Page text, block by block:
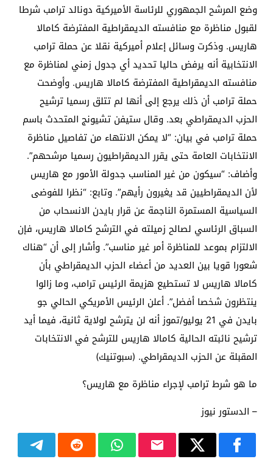
وضع المرشح الجمهوري للرئاسة الأميركية دونالد ترامب شرطا
لقبول مناظرة مع منافسته الديمقراطية المفترضة كامالا
هاريس. وذكرت وسائل إعلام أميركية نقلا عن حملة ترامب
الانتخابية أنه يرفض حاليا تحديد أي جدول زمني لمناظرة مع
منافسته الديمقراطية المفترضة كامالا هاريس. وأوضحت
حملة ترامب أن ذلك يرجع إلى أنها لم تتلق رسميا ترشيح
الحزب الديمقراطي بعد. وقال ستيفن تشيونج المتحدث باسم
حملة ترامب في بيان: “لا يمكن الانتهاء من تفاصيل مناظرة
الانتخابات العامة حتى يقرر الديمقراطيون رسميا مرشحهم”.
وأضاف: “سيكون من غير المناسب جدولة الأمور مع هاريس
لأن الديمقراطيين قد يغيرون رأيهم”. وتابع: “نظرا للفوضى
السياسية المستمرة الناجمة عن قرار بايدن الانسحاب من
السباق الرئاسي لصالح زميلته في الترشح كامالا هاريس، فإن
الالتزام بموعد للمناظرة أمر غير مناسب”. وأشار إلى أن “هناك
شعورا قويا بين العديد من أعضاء الحزب الديمقراطي بأن
كامالا هاريس لا تستطيع هزيمة الرئيس ترامب، وما زالوا
ينتظرون شخصا أفضل”. أعلن الرئيس الأمريكي الحالي جو
بايدن في 21 يوليو/تموز أنه لن يترشح لولاية ثانية، فيما أيد
ترشيح نائبته الحالية كامالا هاريس للترشح في الانتخابات
المقبلة عن الحزب الديمقراطي. (سبوتنيك)
ما هو شرط ترامب لإجراء مناظرة مع هاريس؟
– الدستور نيوز